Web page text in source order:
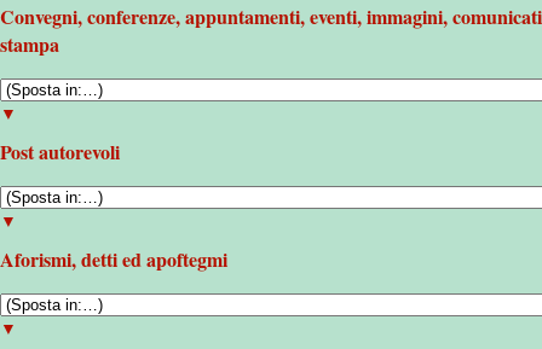
Convegni, conferenze, appuntamenti, eventi, immagini, comunicati
stampa
▼
Post autorevoli
▼
Aforismi, detti ed apoftegmi
▼